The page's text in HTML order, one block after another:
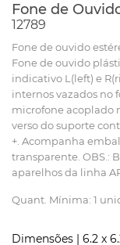
Fone de
12789
Fone de ouvido
Fone de ouvido
indicativo L(left) e
internos vazados no
microfone acoplado
verso do suporte
+. Acompanha
transparente. OBS.:
aparelhos da linha
Quant. Mínima: 1
Dimensões | 6.2 x